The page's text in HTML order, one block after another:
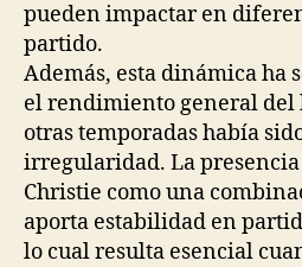
pueden impactar en
partido.
Además, esta dinámica ha
el rendimiento general
otras temporadas había
irregularidad. La presencia
Christie como una
aporta estabilidad en
lo cual resulta esencial